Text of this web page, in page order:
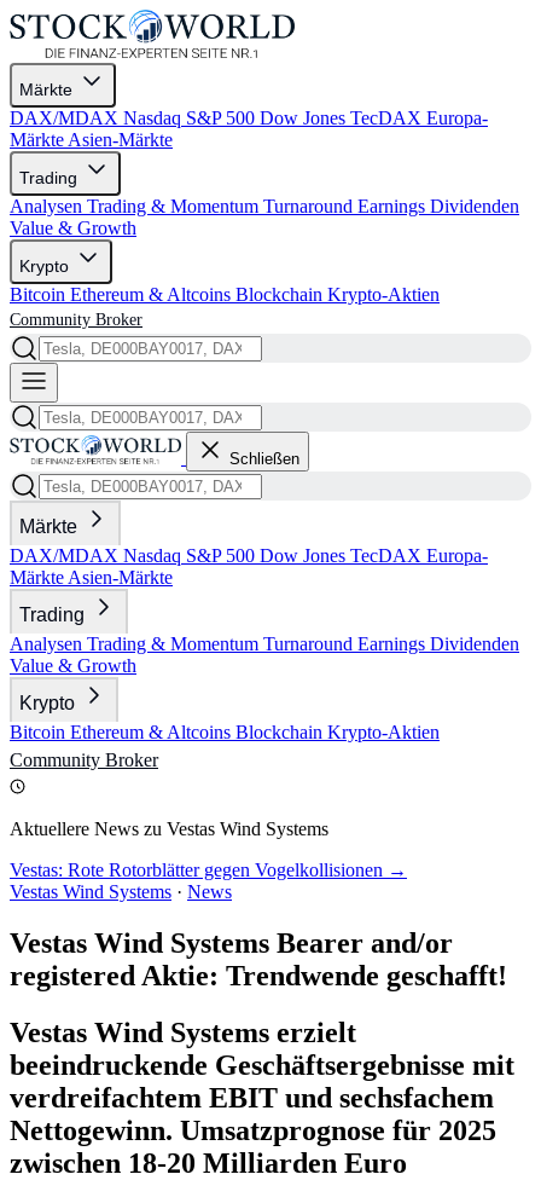
Märkte
DAX/MDAX Nasdaq S&P 500 Dow Jones TecDAX Europa-
Märkte Asien-Märkte
Trading
Analysen Trading & Momentum Turnaround Earnings Dividenden
Value & Growth
Krypto
Bitcoin Ethereum & Altcoins Blockchain Krypto-Aktien
Community Broker
Schließen
Märkte
DAX/MDAX Nasdaq S&P 500 Dow Jones TecDAX Europa-
Märkte Asien-Märkte
Trading
Analysen Trading & Momentum Turnaround Earnings Dividenden
Value & Growth
Krypto
Bitcoin Ethereum & Altcoins Blockchain Krypto-Aktien
Community Broker
Aktuellere News zu Vestas Wind Systems
Vestas: Rote Rotorblätter gegen Vogelkollisionen →
Vestas Wind Systems · News
Vestas Wind Systems Bearer and/or
registered Aktie: Trendwende geschafft!
Vestas Wind Systems erzielt
beeindruckende Geschäftsergebnisse mit
verdreifachtem EBIT und sechsfachem
Nettogewinn. Umsatzprognose für 2025
zwischen 18-20 Milliarden Euro